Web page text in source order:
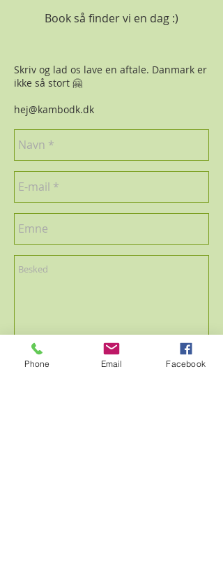
Book så finder vi en dag :)
Skriv og lad os lave en aftale. Danmark er
ikke så stort 🤗
hej@kambodk.dk
Phone Email Facebook